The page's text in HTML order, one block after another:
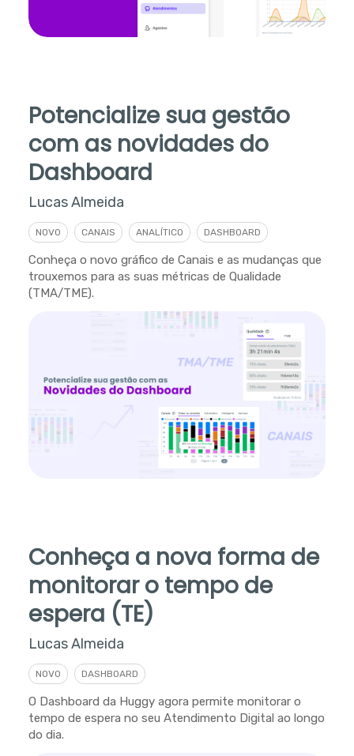
Potencialize sua gestão
com as novidades do
Dashboard
Lucas Almeida
NOVO CANAIS ANALÍTICO DASHBOARD
Conheça o novo gráfico de Canais e as mudanças que
trouxemos para as suas métricas de Qualidade
(TMA/TME).
Conheça a nova forma de
monitorar o tempo de
espera (TE)
Lucas Almeida
NOVO DASHBOARD
O Dashboard da Huggy agora permite monitorar o
tempo de espera no seu Atendimento Digital ao longo
do dia.